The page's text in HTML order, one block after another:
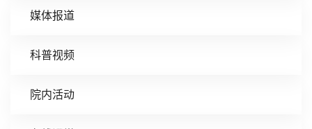
媒体报道
科普视频
院内活动